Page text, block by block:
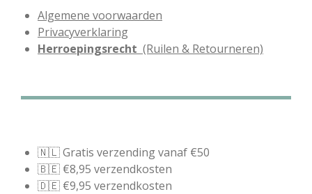
Algemene voorwaarden
Privacyverklaring
Herroepingsrecht (Ruilen & Retourneren)
🇳🇱 Gratis verzending vanaf €50
🇧🇪 €8,95 verzendkosten
🇩🇪 €9,95 verzendkosten